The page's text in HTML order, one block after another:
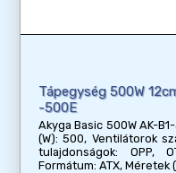
Tápegység 500W
-500E
Akyga Basic 500W AK-
(W): 500, Ventilátorok
tulajdonságok: OPP,
Formátum: ATX, Méretek